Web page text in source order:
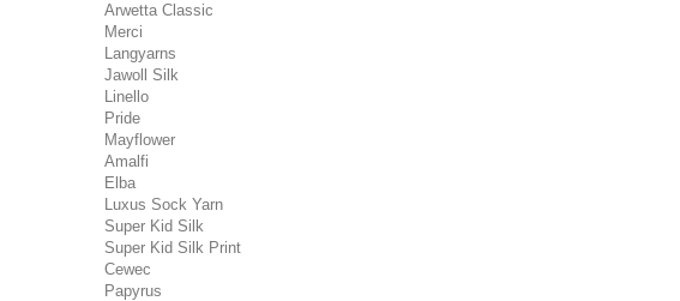
Arwetta Classic
Merci
Langyarns
Jawoll Silk
Linello
Pride
Mayflower
Amalfi
Elba
Luxus Sock Yarn
Super Kid Silk
Super Kid Silk Print
Cewec
Papyrus